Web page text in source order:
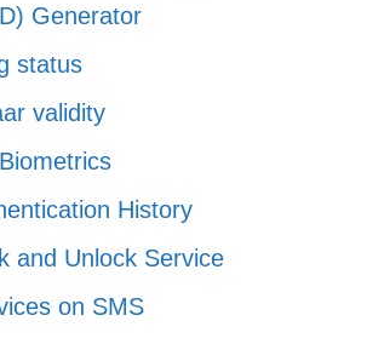
Generator
status
validity
History
and Unlock Service
on SMS